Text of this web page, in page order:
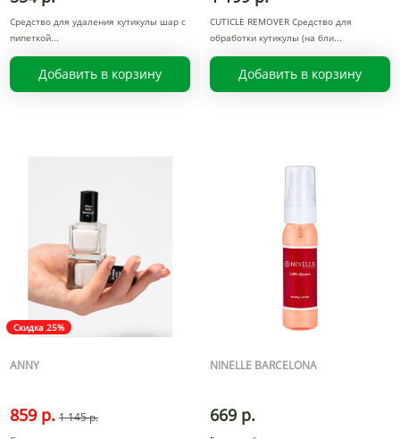
Средство для удаления кутикулы шар с
пипеткой
Добавить в корзину
CUTICLE REMOVER Средство для
обработки кутикулы (на бли
Добавить в корзину
Скидка 25%
ANNY
859 р. 1 145 р.
NINELLE BARCELONA
669 р.